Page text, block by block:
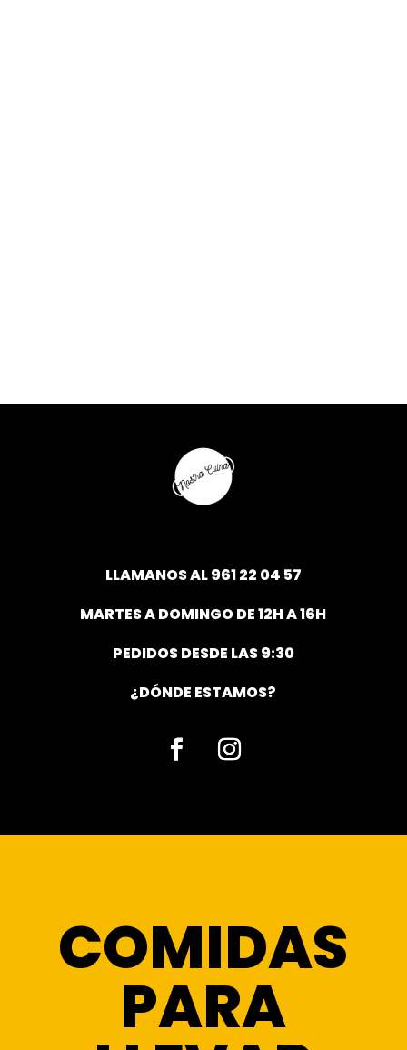
LLAMANOS AL961 22 04 57
MARTES A DOMINGO DE 12H A 16H
PEDIDOS DESDE LAS 9:30
¿DÓNDE ESTAMOS?
COMIDAS
PARA